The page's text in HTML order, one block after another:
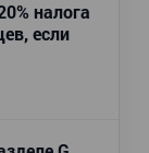
налога
если